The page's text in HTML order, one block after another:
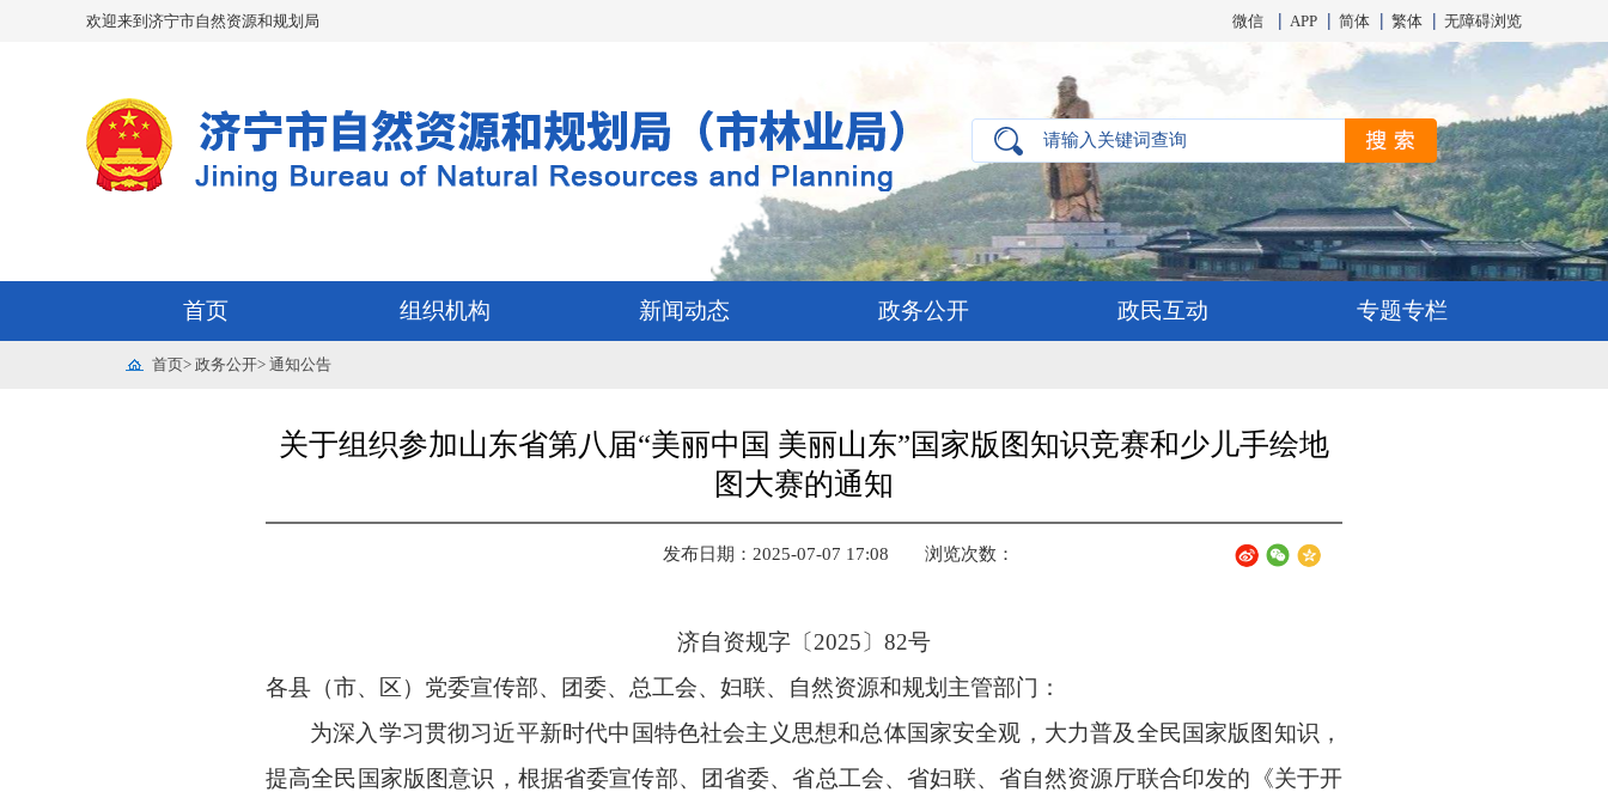
欢迎来到济宁市自然资源和规划局 微信 APP 简体 繁体 无障碍浏览
首页 组织机构 新闻动态 政务公开 政民互动 专题专栏
首页> 政务公开> 通知公告
关于组织参加山东省第八届“美丽中国 美丽山东”国家版图知识竞赛和少儿手绘地
图大赛的通知
发布日期：2025-07-07 17:08 浏览次数：
济自资规字〔 2025 〕 82号
各县（市、区）党委宣传部、团委、总工会、妇联、自然资源和规划主管部门 ：
为深入学习贯彻习近平新时代中国特色社会主义思想和总体国家安全观，大力普及全民国家版图知识，
提高全民国家版图意识，根据省委宣传部、团省委、省总工会、省妇联、省自然资源厅联合印发的《关于开